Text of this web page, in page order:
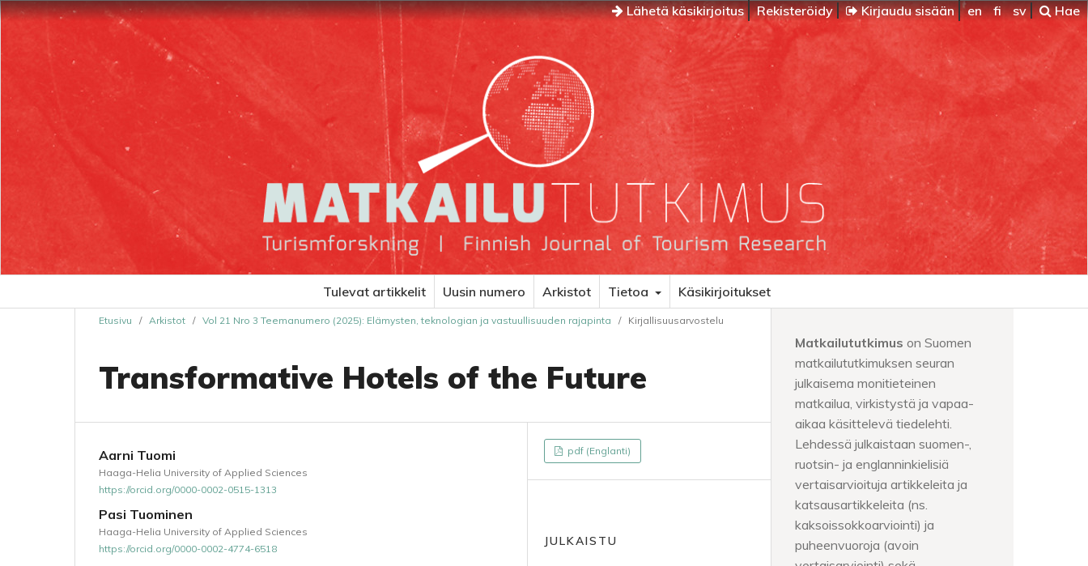
Lähetä käsikirjoitus Rekisteröidy Kirjaudu sisään en fi sv Hae
Tulevat artikkelit Uusin numero Arkistot Tietoa Käsikirjoitukset
Etusivu / Arkistot / Vol 21 Nro 3 Teemanumero (2025): Elämysten, teknologian ja vastuullisuuden rajapinta / Kirjallisuusarvostelu
Transformative Hotels of the Future
Aarni Tuomi
Haaga-Helia University of Applied Sciences
https://orcid.org/0000-0002-0515-1313
Pasi Tuominen
Haaga-Helia University of Applied Sciences
https://orcid.org/0000-0002-4774-6518
pdf (Englanti)
JULKAISTU
Matkailututkimus on Suomen
matkailututkimuksen seuran
julkaisema monitieteinen
matkailua, virkistystä ja vapaa-
aikaa käsittelevä tiedelehti.
Lehdessä julkaistaan suomen-,
ruotsin- ja englanninkielisiä
vertaisarvioituja artikkeleita ja
katsausartikkeleita (ns.
kaksoissokkoarviointi) ja
puheenvuoroja (avoin